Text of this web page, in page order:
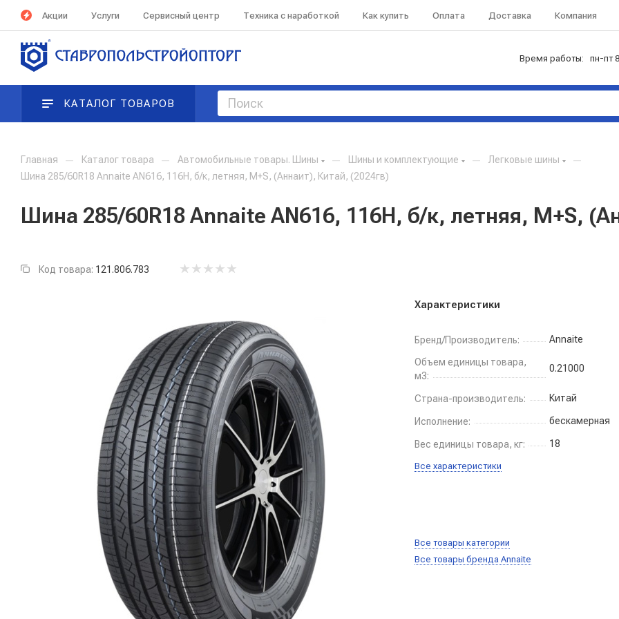
Акции Услуги Сервисный центр Техника с наработкой Как купить Оплата Доставка Компания
Время работы: пн-пт
КАТАЛОГ ТОВАРОВ
Главная — Каталог товара — Автомобильные товары. Шины — Шины и комплектующие — Легковые шины —
Шина 285/60R18 Annaite AN616, 116H, б/к, летняя, M+S, (Аннаит), Китай, (2024гв)
Шина 285/60R18 Annaite AN616, 116H, б/к, летняя, M+S,
Код товара: 121.806.783
Характеристики
Бренд/Производитель: Annaite
Объем единицы товара,
м3:
0.21000
Страна-производитель: Китай
Исполнение: бескамерная
Вес единицы товара, кг: 18
Все характеристики
Все товары категории
Все товары бренда Annaite